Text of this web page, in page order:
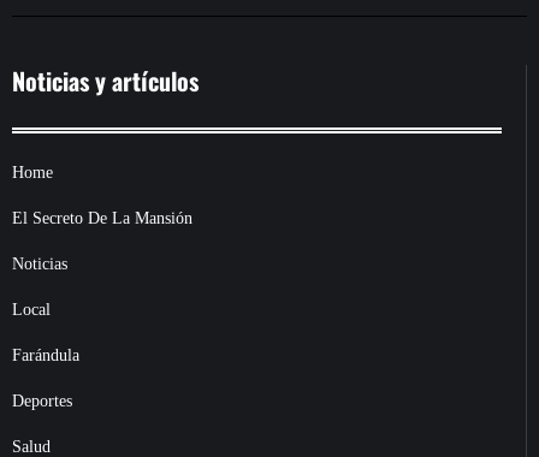
Noticias y artículos
Home
El Secreto De La Mansión
Noticias
Local
Farándula
Deportes
Salud